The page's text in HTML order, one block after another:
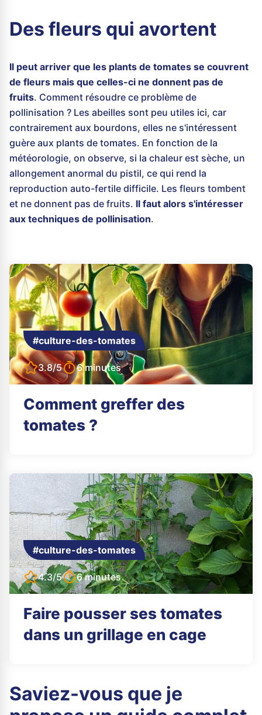
Des fleurs qui avortent
Il peut arriver que les plants de tomates se couvrent
de fleurs mais que celles-ci ne donnent pas de
fruits. Comment résoudre ce problème de
pollinisation ? Les abeilles sont peu utiles ici, car
contrairement aux bourdons, elles ne s'intéressent
guère aux plants de tomates. En fonction de la
météorologie, on observe, si la chaleur est sèche, un
allongement anormal du pistil, ce qui rend la
reproduction auto-fertile difficile. Les fleurs tombent
et ne donnent pas de fruits. Il faut alors s'intéresser
aux techniques de pollinisation.
#culture-des-tomates
3.8/5 6 minutes
Comment greffer des
tomates ?
#culture-des-tomates
4.3/5 6 minutes
Faire pousser ses tomates
dans un grillage en cage
Saviez-vous que je